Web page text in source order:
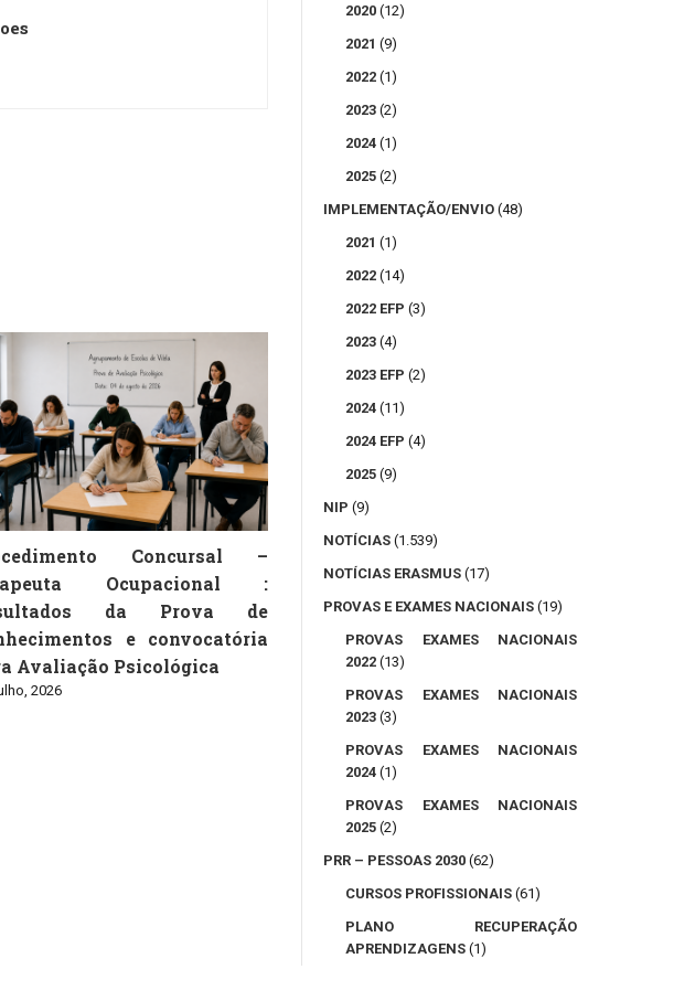
Concursal –
Ocupacional :
da Prova de
e convocatória
Avaliação Psicológica
2026
2020 (12)
2021 (9)
2022 (1)
2023 (2)
2024 (1)
2025 (2)
IMPLEMENTAÇÃO/ENVIO (48)
2021 (1)
2022 (14)
2022 EFP (3)
2023 (4)
2023 EFP (2)
2024 (11)
2024 EFP (4)
2025 (9)
NIP (9)
NOTÍCIAS (1.539)
NOTÍCIAS ERASMUS (17)
PROVAS E EXAMES NACIONAIS (19)
PROVAS EXAMES NACIONAIS
2022 (13)
PROVAS EXAMES NACIONAIS
2023 (3)
PROVAS EXAMES NACIONAIS
2024 (1)
PROVAS EXAMES NACIONAIS
2025 (2)
PRR – PESSOAS 2030 (62)
CURSOS PROFISSIONAIS (61)
PLANO RECUPERAÇÃO
APRENDIZAGENS (1)